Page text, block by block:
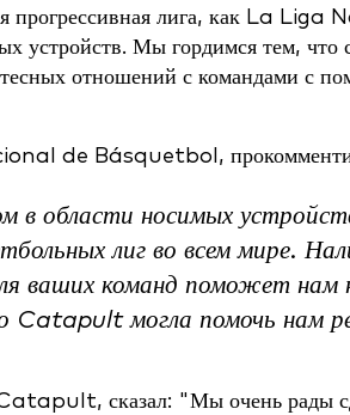
прогрессивная лига, как La
устройств. Мы гордимся тем, что
отношений с командами с
de Básquetbol,
в области носимых
лиг во всем мире.
ваших команд поможет
Catapult могла помочь нам
сказал: "Мы очень рады